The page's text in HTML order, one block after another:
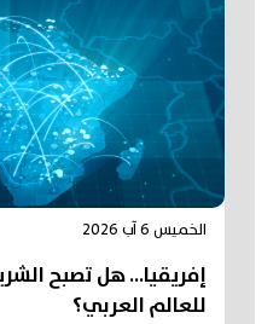
الخميس 6 آب 2026
إفريقيا... هل تصبح
للعالم العربي؟